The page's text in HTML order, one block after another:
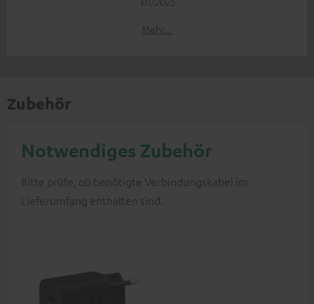
Mehr...
Zubehör
Notwendiges Zubehör
Bitte prüfe, ob benötigte Verbindungskabel im
Lieferumfang enthalten sind.